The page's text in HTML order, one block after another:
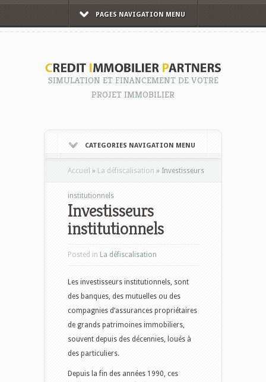
PAGES NAVIGATION MENU
SIMULATION ET FINANCEMENT DE VOTRE
PROJET IMMOBILIER
CATEGORIES NAVIGATION MENU
Accueil » La défiscalisation » Investisseurs
institutionnels
Investisseurs
institutionnels
Posted in La défiscalisation
Les investisseurs institutionnels, sont
des banques, des mutuelles ou des
compagnies d’assurances propriétaires
de grands patrimoines immobiliers,
souvent depuis des décennies, loués à
des particuliers.
Depuis la fin des années 1990, ces